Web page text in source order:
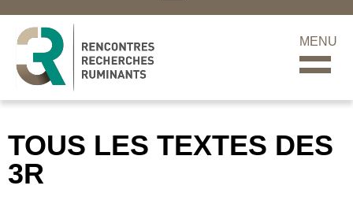
MENU
TOUS LES TEXTES DES
3R